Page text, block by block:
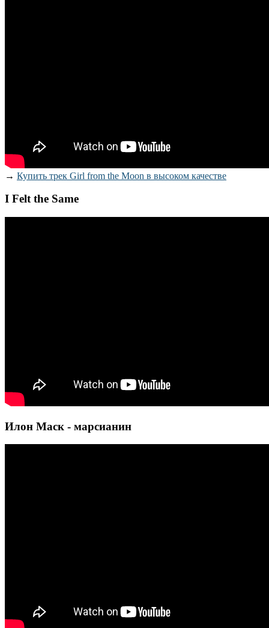
→ Купить трек Girl from the Moon в высоком качестве
I Felt the Same
Илон Маск - марсианин